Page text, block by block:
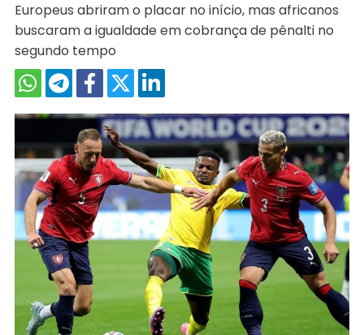
Europeus abriram o placar no início, mas africanos
buscaram a igualdade em cobrança de pênalti no
segundo tempo